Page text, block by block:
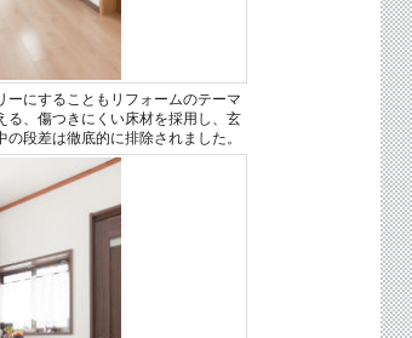
ーにすることもリフォームのテーマ
る、傷つきにくい床材を採用し、玄
段差は徹底的に排除されました。